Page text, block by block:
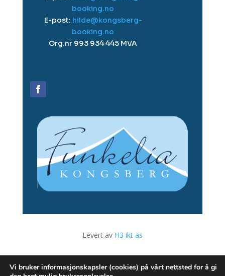
booking.no
E-post: hilde@kongsberg-
booking.no
Org.nr 993 934 445 MVA
Levert av H3 ikt as
Vi bruker informasjonskapsler (cookies) på vårt nettsted for å gi